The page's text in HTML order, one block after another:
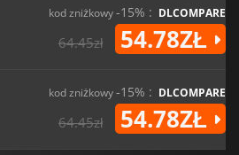
kod zniżkowy-15% : DLCOMPARE
64.45zł 54.78ZŁ
kod zniżkowy-15% : DLCOMPARE
64.45zł 54.78ZŁ